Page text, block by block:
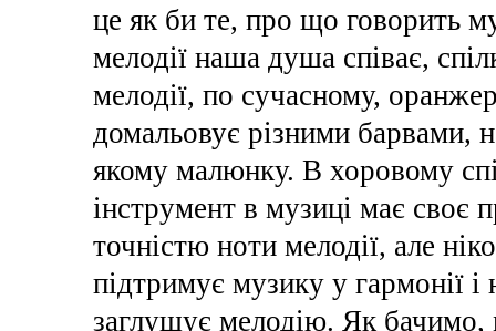
це як би те, про що говорить
мелодії наша душа співає,
мелодії, по сучасному,
домальовує різними барвами,
якому малюнку. В хоровому
інструмент в музиці має своє
точністю ноти мелодії, але
підтримує музику у гармонії
заглушує мелодію. Як бачимо,